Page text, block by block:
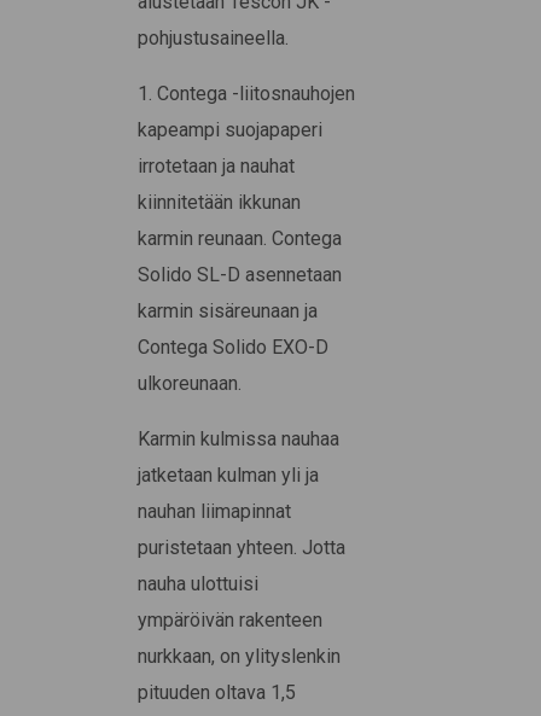
pohjustusaineella.
1. Contega -liitosnauhojen
kapeampi suojapaperi
irrotetaan ja nauhat
kiinnitetään ikkunan
karmin reunaan. Contega
Solido SL-D asennetaan
karmin sisäreunaan ja
Contega Solido EXO-D
ulkoreunaan.
Karmin kulmissa nauhaa
jatketaan kulman yli ja
nauhan liimapinnat
puristetaan yhteen. Jotta
nauha ulottuisi
ympäröivän rakenteen
nurkkaan, on ylityslenkin
pituuden oltava 1,5